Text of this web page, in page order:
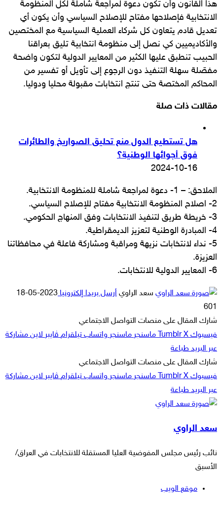
هذا القانون وأن تكون دعوة لمراجعة شاملة لكل المنظومة
الانتخابية فإصلاحها مفتاح للإصلاح السياسي وأن يكون أي
تعديل قادم يتعاون كل شركاء العملية السياسية مع المختصين
والأكاديميين كي نصل إلى منظومة انتخابية تليق بعراقنا
الحبيب تنطبق عليها الكثير من المعايير الدولية لتكون واضحة
مفصّلة سهلة التنفيذ دون الرجوع إلى تأويل أو تفسير من
المحاكم المختصة حتى تنتج انتخابات مقبولة محليا ودوليا.
مقالات ذات صلة
هل تستطيع الدول منع تحليق الصواريخ والطائرات
فوق أجوائها الوطنية؟
2024-10-16
الملاحق: – 1- دعوة لمراجعة شاملة للمنظومة الانتخابية.
2- اصلاح المنظومة الانتخابية مفتاح للإصلاح السياسي.
3- خريطة طريق لتنفيذ الانتخابات وفق المنهاج الحكومي.
4- المبادرة الوطنية لتعزيز الديمقراطية.
5- نداء لانتخابات نزيهة ومراقبة ومشاركة فاعلة في محافظاتنا
العزيزة.
6- المعايير الدولية للانتخابات.
سعد الراوي أرسل بريدا إلكترونيا 2023-05-18
601
شارك المقال على منصات التواصل الاجتماعي
فيسبوك ‫X ماسنجر ماسنجر واتساب تيلقرام ڤايبر لاين مشاركة
عبر البريد طباعة
شارك المقال على منصات التواصل الاجتماعي
فيسبوك ‫X ماسنجر ماسنجر واتساب تيلقرام ڤايبر لاين مشاركة
عبر البريد طباعة
سعد الراوي
نائب رئيس مجلس المفوضية العليا المستقلة للانتخابات في العراق/
الأسبق
موقع الويب